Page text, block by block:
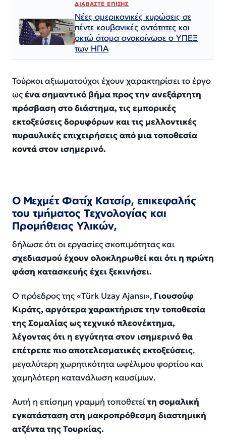
ΔΙΑΒΑΣΤΕ ΕΠΙΣΗΣ
Νέες αμερικανικές κυρώσεις σε
πέντε κουβανικές οντότητες και
οκτώ άτομα ανακοίνωσε ο ΥΠΕΞ
των ΗΠΑ
Τούρκοι αξιωματούχοι έχουν χαρακτηρίσει το έργο
ωςένα σημαντικό βήμα προς την ανεξάρτητη
πρόσβαση στο διάστημα, τις εμπορικές
εκτοξεύσεις δορυφόρων και τις μελλοντικές
πυραυλικές επιχειρήσεις από μια τοποθεσία
κοντά στον ισημερινό.
Ο Μεχμέτ Φατίχ Κατσίρ, επικεφαλής
του τμήματος Τεχνολογίας και
Προμήθειας Υλικών,
δήλωσε ότι οι εργασίες σκοπιμότητας και
σχεδιασμού έχουν ολοκληρωθεί και ότι η πρώτη
φάση κατασκευής έχει ξεκινήσει.
Ο πρόεδρος της «Türk Uzay Ajansı», Γιουσούφ
Κιράτς, αργότερα χαρακτήρισε την τοποθεσία
της Σομαλίας ως τεχνικό πλεονέκτημα,
λέγοντας ότι η εγγύτητα στον ισημερινό θα
επέτρεπε πιο αποτελεσματικές εκτοξεύσεις,
μεγαλύτερη χωρητικότητα ωφέλιμου φορτίου και
χαμηλότερη κατανάλωση καυσίμων.
Αυτή η επίσημη γραμμή τοποθετείτη σομαλική
εγκατάσταση στη μακροπρόθεσμη διαστημική
ατζέντα της Τουρκίας.